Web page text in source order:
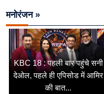
मनोरंजन »
KBC 18 : पहली बार पहुंचे सनी
देओल, पहले ही एपिसोड में आमिर
की बात...